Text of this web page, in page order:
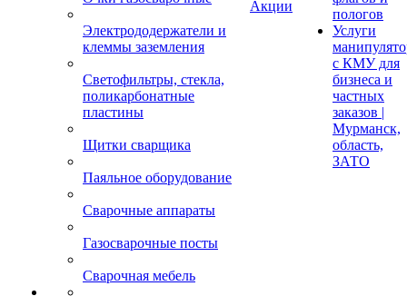
Электрододержатели и
клеммы заземления
Светофильтры, стекла,
поликарбонатные
пластины
Щитки сварщика
Паяльное оборудование
Сварочные аппараты
Газосварочные посты
Сварочная мебель
Акции
пологов
Услуги
с КМУ для
бизнеса и
частных
заказов |
Мурманск,
область,
ЗАТО